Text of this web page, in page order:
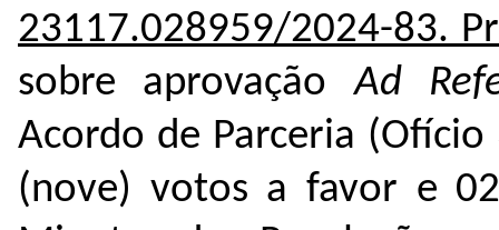
23117.028959/2024-83.
sobre aprovaçãoAd
Acordo de Parceria (Ofício
(nove) votos a favor e